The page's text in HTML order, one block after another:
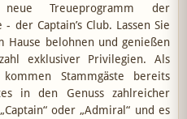
Treueprogramm der
der Captain’s Club. Lassen Sie
Hause belohnen und genießen
exklusiver Privilegien. Als
Stammgäste bereits
in den Genuss zahlreicher
oder „Admiral“ und es